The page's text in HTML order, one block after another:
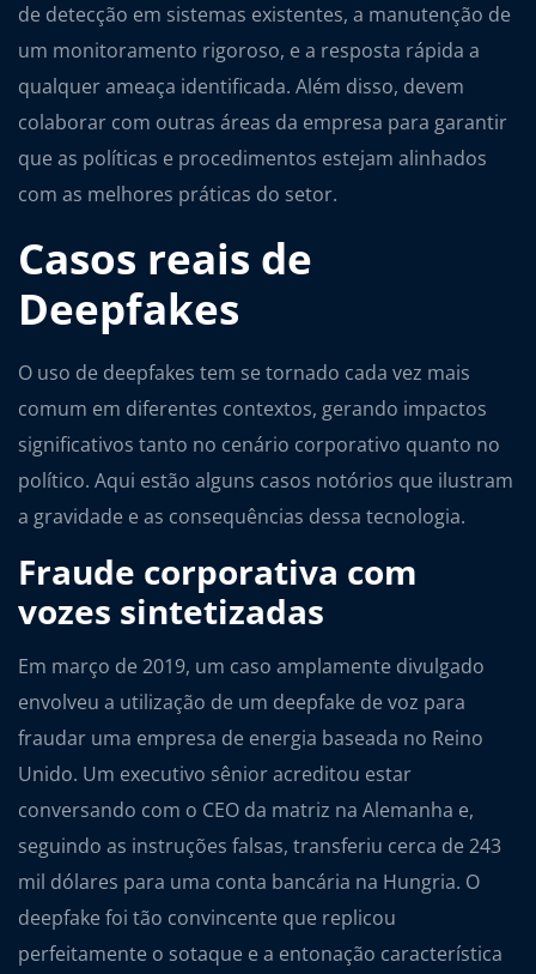
de detecção em sistemas existentes, a manutenção de
um monitoramento rigoroso, e a resposta rápida a
qualquer ameaça identificada. Além disso, devem
colaborar com outras áreas da empresa para garantir
que as políticas e procedimentos estejam alinhados
com as melhores práticas do setor.
Casos reais de
Deepfakes
O uso de deepfakes tem se tornado cada vez mais
comum em diferentes contextos, gerando impactos
significativos tanto no cenário corporativo quanto no
político. Aqui estão alguns casos notórios que ilustram
a gravidade e as consequências dessa tecnologia.
Fraude corporativa com
vozes sintetizadas
Em março de 2019, um caso amplamente divulgado
envolveu a utilização de um deepfake de voz para
fraudar uma empresa de energia baseada no Reino
Unido. Um executivo sênior acreditou estar
conversando com o CEO da matriz na Alemanha e,
seguindo as instruções falsas, transferiu cerca de 243
mil dólares para uma conta bancária na Hungria. O
deepfake foi tão convincente que replicou
perfeitamente o sotaque e a entonação característica